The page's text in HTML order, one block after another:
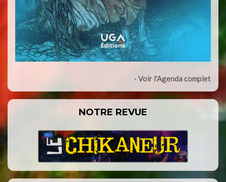
- Voir l'Agenda complet
NOTRE REVUE